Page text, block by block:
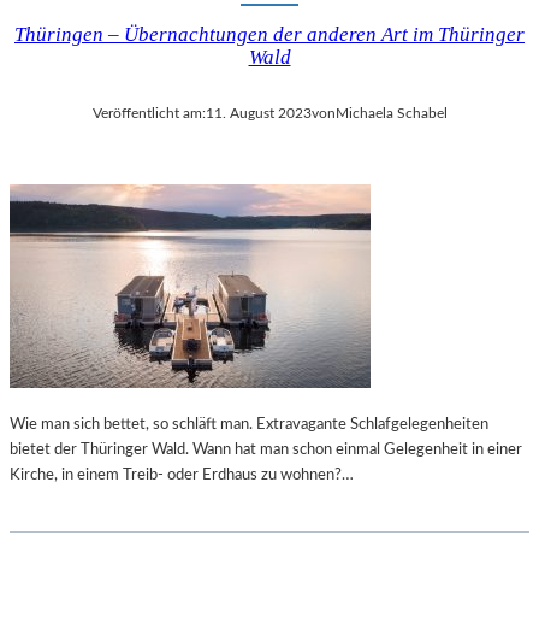
Thüringen – Übernachtungen der anderen Art im Thüringer
Wald
Veröffentlicht am:11. August 2023von Michaela Schabel
Wie man sich bettet, so schläft man. Extravagante Schlafgelegenheiten
bietet der Thüringer Wald. Wann hat man schon einmal Gelegenheit in einer
Kirche, in einem Treib- oder Erdhaus zu wohnen?…